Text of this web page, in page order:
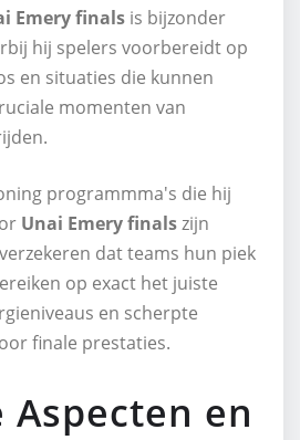
Emery finals is bijzonder
hij spelers voorbereidt op
en situaties die kunnen
momenten van
programmma's die hij
Unai Emery finalszijn
dat teams hun piek
op exact het juiste
en scherpte
finale prestaties.
Aspecten en